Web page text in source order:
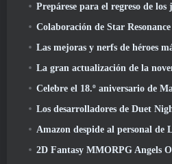
Prepárese para el regreso de los
Colaboración de Star
Las mejoras y nerfs de héroes
La gran actualización de la novena oleada de War Thunder mejora el aspecto
Celebre el 18.º aniversario de Mabinogi con
Los desarrolladores de Duet Night Abyss emiten una declaración oficial sobre un
Amazon despide al personal de
2D Fantasy MMORPG Angels